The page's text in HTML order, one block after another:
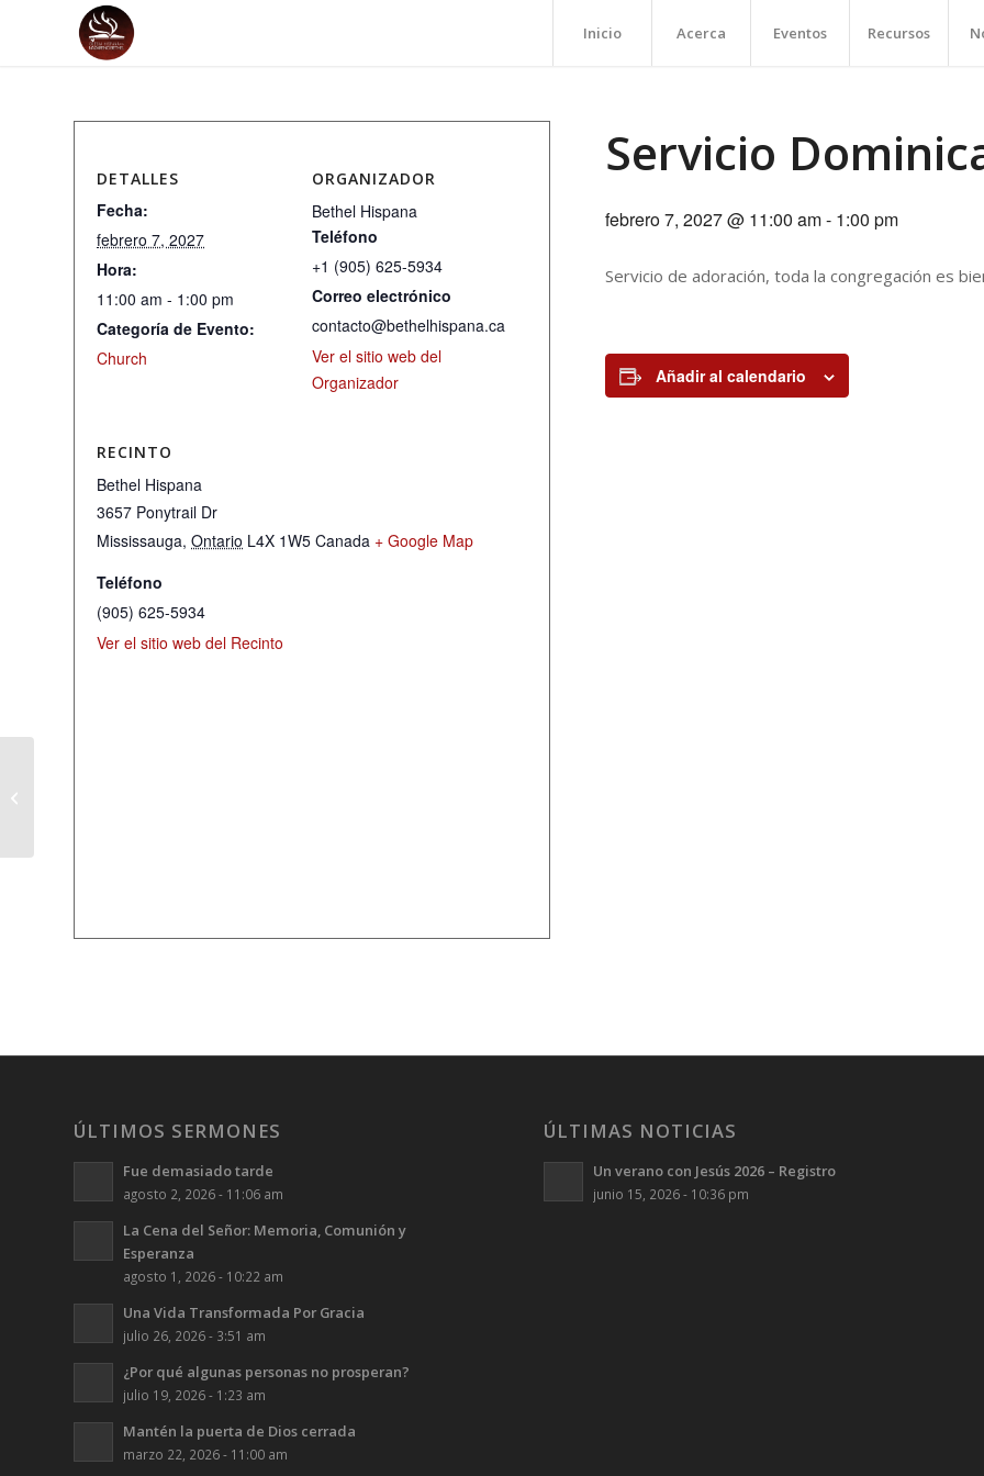
Inicio Acerca Eventos Recursos
Servicio
febrero 7, 2027 @ 11:00 am- 1:00 pm
Servicio de adoración, toda la congregación es
Añadir al calendario
DETALLES
Fecha:
febrero 7, 2027
Hora:
11:00 am - 1:00 pm
Categoría de Evento:
Church
ORGANIZADOR
Bethel Hispana
Teléfono
+1 (905) 625-5934
Correo electrónico
contacto@bethelhispana.ca
Ver el sitio web del
Organizador
RECINTO
Bethel Hispana
3657 Ponytrail Dr
Mississauga, Ontario L4X 1W5 Canada + Google Map
Teléfono
(905) 625-5934
Ver el sitio web del Recinto
ÚLTIMOS SERMONES
Fue demasiado tarde
agosto 2, 2026 - 11:06 am
La Cena del Señor: Memoria, Comunión y
Esperanza
agosto 1, 2026 - 10:22 am
Una Vida Transformada Por Gracia
julio 26, 2026 - 3:51 am
¿Por qué algunas personas no prosperan?
julio 19, 2026 - 1:23 am
Mantén la puerta de Dios cerrada
marzo 22, 2026 - 11:00 am
ÚLTIMAS NOTICIAS
Un verano con Jesús 2026 – Registro
junio 15, 2026 - 10:36 pm